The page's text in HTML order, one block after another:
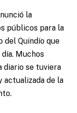
la
públicos para la
del Quindío que
Muchos
diario se tuviera
actualizada de la